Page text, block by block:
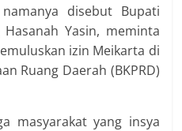
disebut Bupati
Yasin, meminta
izin Meikarta di
Ruang Daerah (BKPRD)
masyarakat yang insya